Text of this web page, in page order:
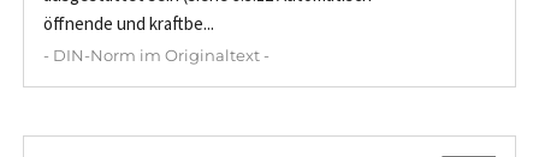
öffnende und kraftbe...
- DIN-Norm im Originaltext -